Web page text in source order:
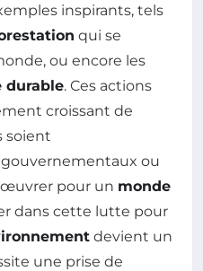
inspirants, tels
qui se
ou encore les
durable. Ces actions
croissant de
soient
ou
œuvrer pour un monde
dans cette lutte pour
devient un
une prise de